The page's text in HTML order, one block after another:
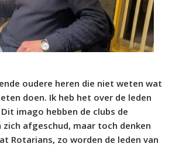
oudere heren die niet weten wat
doen. Ik heb het over de leden
imago hebben de clubs de
afgeschud, maar toch denken
Rotarians, zo worden de leden van